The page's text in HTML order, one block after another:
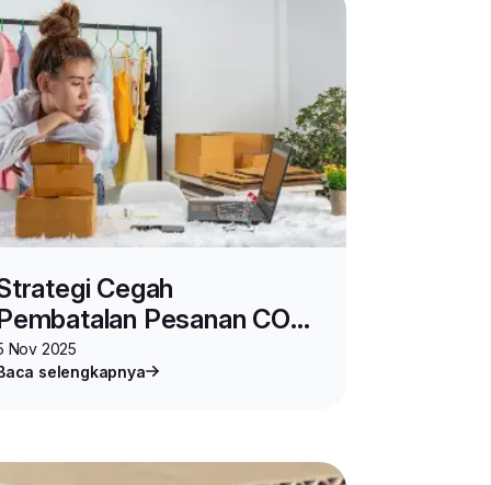
Cegah
Pesanan COD,
Tips-tipsnya!
Nov 2025
selengkapnya